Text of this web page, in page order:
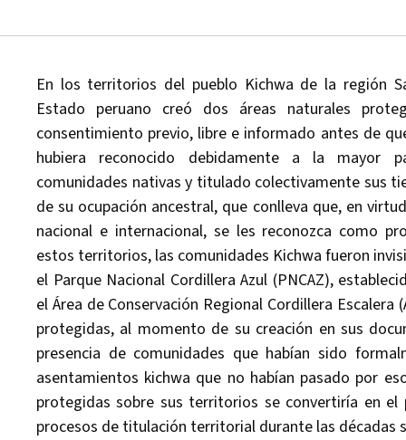
En los territorios del pueblo Kichwa de la región
Estado peruano creó dos áreas naturales
consentimiento previo, libre e informado antes de
hubiera reconocido debidamente a la mayor
comunidades nativas y titulado colectivamente sus
de su ocupación ancestral, que conlleva que, en
nacional e internacional, se les reconozca como
estos territorios, las comunidades Kichwa fueron
el Parque Nacional Cordillera Azul (PNCAZ),
el Área de Conservación Regional Cordillera Escalera
protegidas, al momento de su creación en sus
presencia de comunidades que habían sido
asentamientos kichwa que no habían pasado por
protegidas sobre sus territorios se convertiría en
procesos de titulación territorial durante las décadas